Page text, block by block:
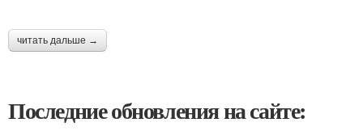
читать дальше →
Последние обновления на сайте: